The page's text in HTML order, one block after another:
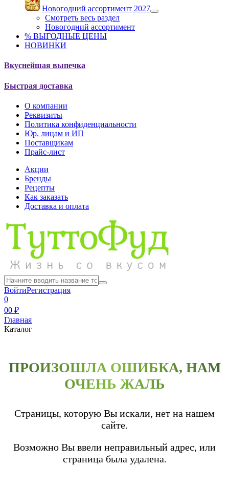
Новогодний ассортимент 2027
Смотреть весь раздел
Новогодний ассортимент
% ВЫГОДНЫЕ ЦЕНЫ
НОВИНКИ
Вкуснейшая выпечка
Быстрая доставка
О компании
Реквизиты
Политика конфиденциальности
Юр. лицам и ИП
Поставщикам
Прайс-лист
Акции
Бренды
Рецепты
Как заказать
Доставка и оплата
ВойтиРегистрация
0
00 ₽
Главная
Каталог
ПРОИЗОШЛА ОШИБКА, НАМ
ОЧЕНЬ ЖАЛЬ
Страницы, которую Вы искали, нет на нашем
сайте.
Возможно Вы ввели неправильный адрес, или
страница была удалена.